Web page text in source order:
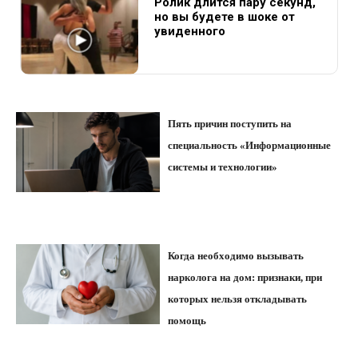
но вы будете в шоке от
увиденного
Пять причин поступить на
специальность «Информационные
системы и технологии»
Когда необходимо вызывать
нарколога на дом: признаки, при
которых нельзя откладывать
помощь